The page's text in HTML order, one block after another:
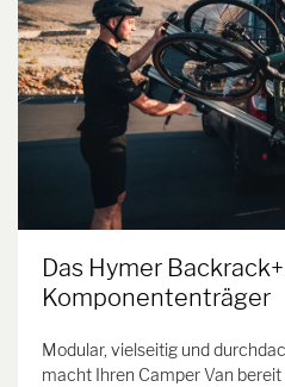
Das Hymer
Komponententräger
Modular, vielseitig und
macht Ihren Camper Van